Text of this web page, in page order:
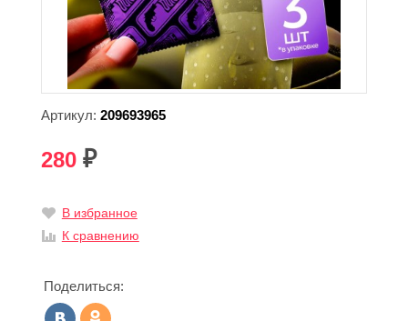
Артикул: 209693965
280 ₽
В избранное
К сравнению
Поделиться: